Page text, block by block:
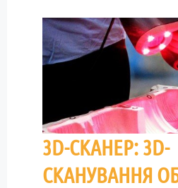
3D-СКАНЕР: 3D-
СКАНУВАННЯ